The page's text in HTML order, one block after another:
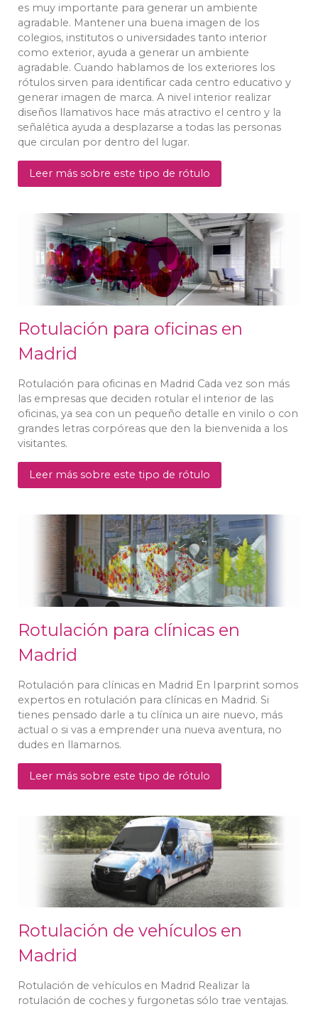
es muy importante para generar un ambiente
agradable. Mantener una buena imagen de los
colegios, institutos o universidades tanto interior
como exterior, ayuda a generar un ambiente
agradable. Cuando hablamos de los exteriores los
rótulos sirven para identificar cada centro educativo y
generar imagen de marca. A nivel interior realizar
diseños llamativos hace más atractivo el centro y la
señalética ayuda a desplazarse a todas las personas
que circulan por dentro del lugar.
Leer más sobre este tipo de rótulo
Rotulación para oficinas en
Madrid
Rotulación para oficinas en Madrid Cada vez son más
las empresas que deciden rotular el interior de las
oficinas, ya sea con un pequeño detalle en vinilo o con
grandes letras corpóreas que den la bienvenida a los
visitantes.
Leer más sobre este tipo de rótulo
Rotulación para clínicas en
Madrid
Rotulación para clínicas en Madrid En Iparprint somos
expertos en rotulación para clínicas en Madrid. Si
tienes pensado darle a tu clínica un aire nuevo, más
actual o si vas a emprender una nueva aventura, no
dudes en llamarnos.
Leer más sobre este tipo de rótulo
Rotulación de vehículos en
Madrid
Rotulación de vehículos en Madrid Realizar la
rotulación de coches y furgonetas sólo trae ventajas.